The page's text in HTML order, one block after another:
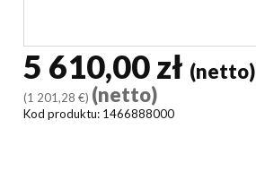
5 610,00 zł (netto)
(1 201,28 €) (netto)
Kod produktu: 1466888000